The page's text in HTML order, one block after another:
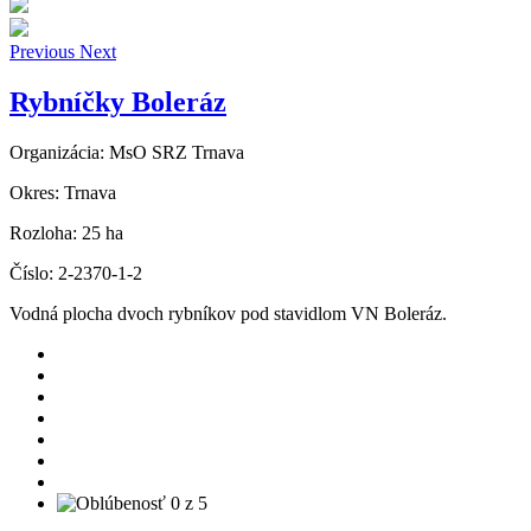
Previous Next
Rybníčky Boleráz
Organizácia: MsO SRZ Trnava
Okres: Trnava
Rozloha: 25 ha
Číslo: 2-2370-1-2
Vodná plocha dvoch rybníkov pod stavidlom VN Boleráz.